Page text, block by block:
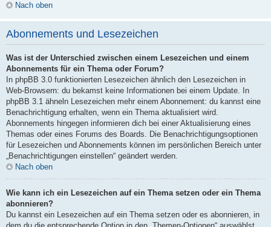
Nach oben
Abonnements und Lesezeichen
Was ist der Unterschied zwischen einem Lesezeichen und einem
Abonnements für ein Thema oder Forum?
In phpBB 3.0 funktionierten Lesezeichen ähnlich den Lesezeichen in
Web-Browsern: du bekamst keine Informationen bei einem Update. In
phpBB 3.1 ähneln Lesezeichen mehr einem Abonnement: du kannst eine
Benachrichtigung erhalten, wenn ein Thema aktualisiert wird.
Abonnements hingegen informieren dich bei einer Aktualisierung eines
Themas oder eines Forums des Boards. Die Benachrichtigungsoptionen
für Lesezeichen und Abonnements können im persönlichen Bereich unter
„Benachrichtigungen einstellen“ geändert werden.
Nach oben
Wie kann ich ein Lesezeichen auf ein Thema setzen oder ein Thema
abonnieren?
Du kannst ein Lesezeichen auf ein Thema setzen oder es abonnieren, in